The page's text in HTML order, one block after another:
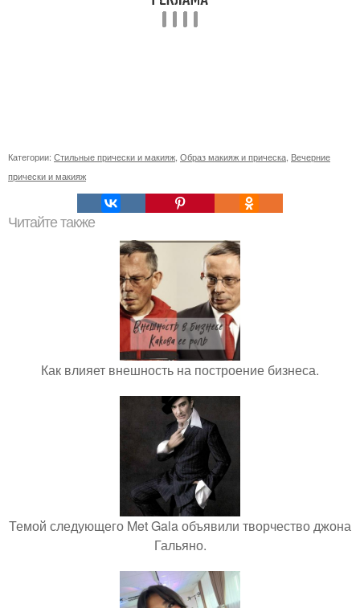
Категории: Стильные прически и макияж Образ макияж и прическа Вечерние
прически и макияж
Читайте также
Как влияет внешность на построение бизнеса.
Темой следующего Met Gala объявили творчество джона
Гальяно.